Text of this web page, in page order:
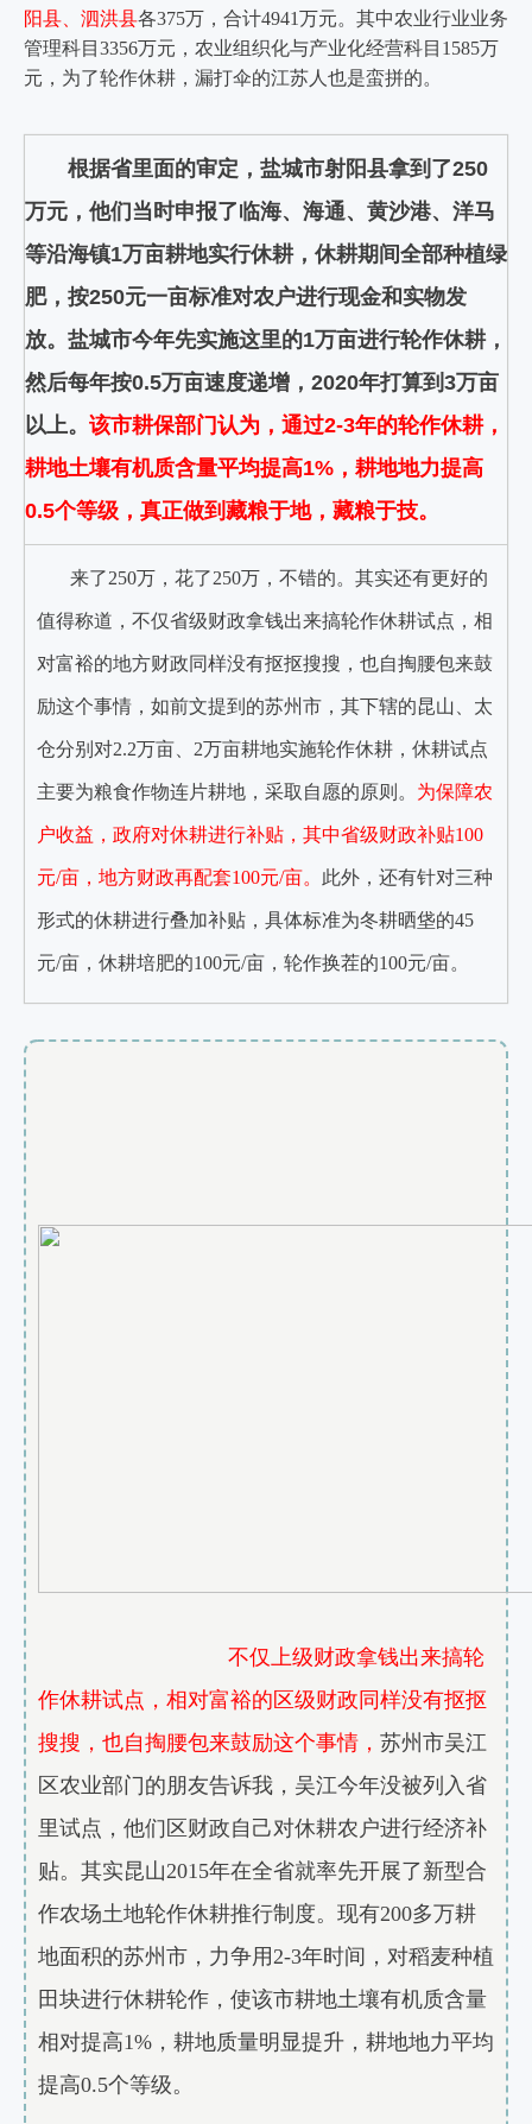
阳县、泗洪县各375万，合计4941万元。其中农业行业业务
管理科目3356万元，农业组织化与产业化经营科目1585万
元，为了轮作休耕，漏打伞的江苏人也是蛮拼的。
根据省里面的审定，盐城市射阳县拿到了250
万元，他们当时申报了临海、海通、黄沙港、洋马
等沿海镇1万亩耕地实行休耕，休耕期间全部种植绿
肥，按250元一亩标准对农户进行现金和实物发
放。盐城市今年先实施这里的1万亩进行轮作休耕，
然后每年按0.5万亩速度递增，2020年打算到3万亩
以上。 该市耕保部门认为，通过2-3年的轮作休耕，
耕地土壤有机质含量平均提高1%，耕地地力提高
0.5个等级，真正做到藏粮于地，藏粮于技。
来了250万，花了250万，不错的。其实还有更好的
值得称道，不仅省级财政拿钱出来搞轮作休耕试点，相
对富裕的地方财政同样没有抠抠搜搜，也自掏腰包来鼓
励这个事情，如前文提到的苏州市，其下辖的昆山、太
仓分别对2.2万亩、2万亩耕地实施轮作休耕，休耕试点
主要为粮食作物连片耕地，采取自愿的原则。 为保障农
户收益，政府对休耕进行补贴，其中省级财政补贴100
元/亩，地方财政再配套100元/亩。 此外，还有针对三种
形式的休耕进行叠加补贴，具体标准为冬耕晒垡的45
元/亩，休耕培肥的100元/亩，轮作换茬的100元/亩。
不仅上级财政拿钱出来搞轮
作休耕试点，相对富裕的区级财政同样没有抠抠
搜搜，也自掏腰包来鼓励这个事情， 苏州市吴江
区农业部门的朋友告诉我，吴江今年没被列入省
里试点，他们区财政自己对休耕农户进行经济补
贴。其实昆山2015年在全省就率先开展了新型合
作农场土地轮作休耕推行制度。现有200多万耕
地面积的苏州市，力争用2-3年时间，对稻麦种植
田块进行休耕轮作，使该市耕地土壤有机质含量
相对提高1%，耕地质量明显提升，耕地地力平均
提高0.5个等级。